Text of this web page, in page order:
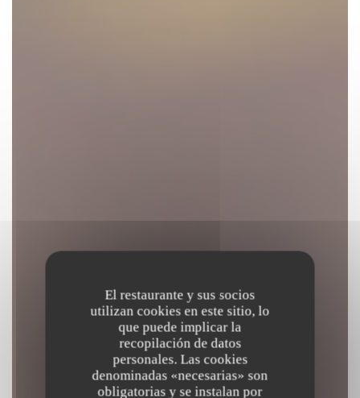
El restaurante y sus socios
utilizan cookies en este sitio, lo
que puede implicar la
recopilación de datos
personales. Las cookies
denominadas «necesarias» son
obligatorias y se instalan por